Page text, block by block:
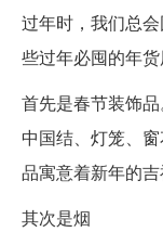
过年时，我们总
些过年必囤的年货
首先是春节装饰
中国结、灯笼、
品寓意着新年的
其次是烟